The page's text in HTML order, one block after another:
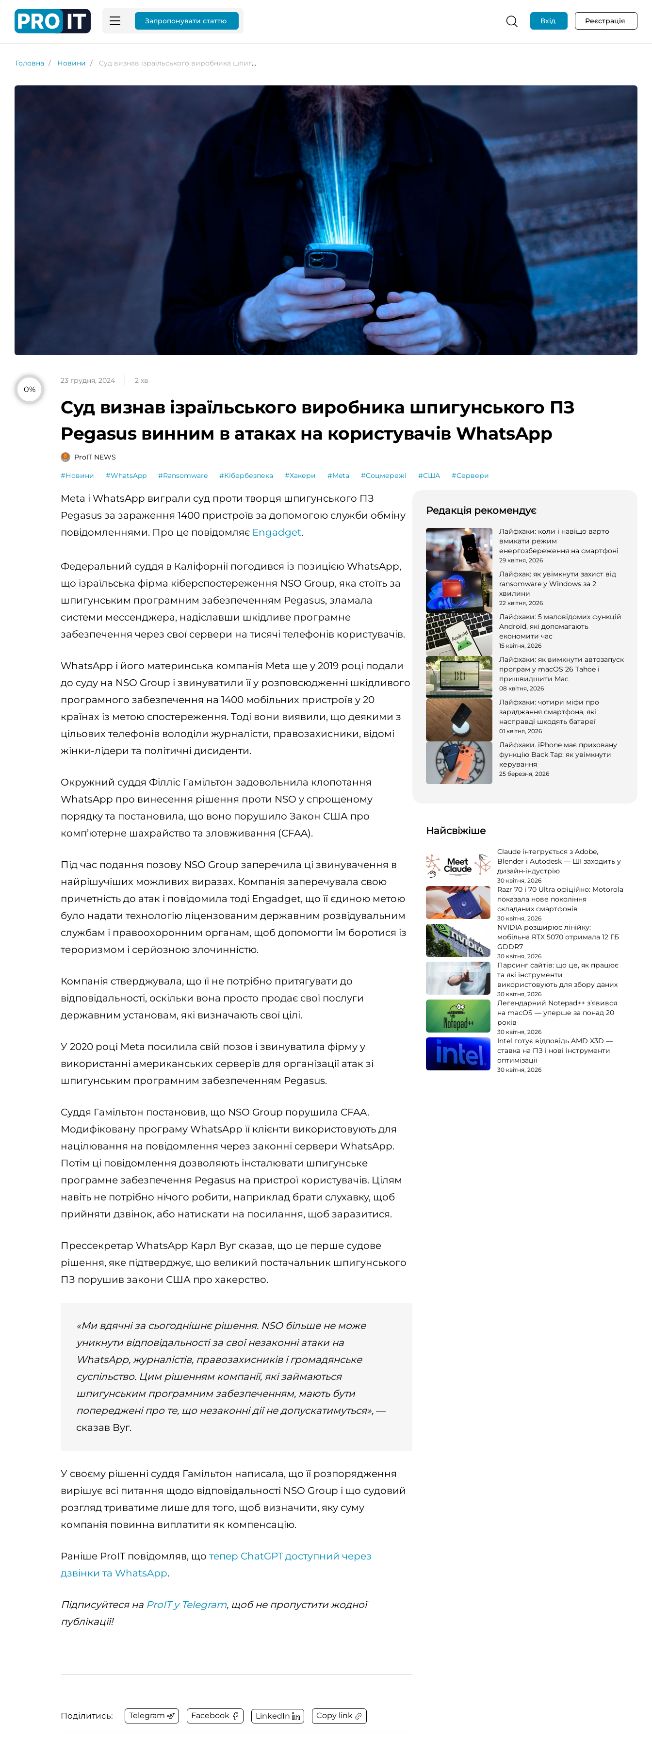
Запропонувати статтю Вхід Реєстрація
Головна Новини Суд визнав ізраїльського виробника шпигунського ПЗ Pegasus винним в атаках на користувачів WhatsApp
0%
23 грудня, 2024 2 хв
Суд визнав ізраїльського виробника шпигунського ПЗ
Pegasus винним в атаках на користувачів WhatsApp
ProIT NEWS
#Новини #WhatsApp #Ransomware #Кібербезпека #Хакери #Meta #Соцмережі #США #Сервери
Meta і WhatsApp виграли суд проти творця шпигунського ПЗ
Pegasus за зараження 1400 пристроїв за допомогою служби обміну
повідомленнями. Про це повідомляє Engadget.
Федеральний суддя в Каліфорнії погодився із позицією WhatsApp,
що ізраїльська фірма кіберспостереження NSO Group, яка стоїть за
шпигунським програмним забезпеченням Pegasus, зламала
системи мессенджера, надіславши шкідливе програмне
забезпечення через свої сервери на тисячі телефонів користувачів.
WhatsApp і його материнська компанія Meta ще у 2019 році подали
до суду на NSO Group і звинуватили її у розповсюдженні шкідливого
програмного забезпечення на 1400 мобільних пристроїв у 20
країнах із метою спостереження. Тоді вони виявили, що деякими з
цільових телефонів володіли журналісти, правозахисники, відомі
жінки-лідери та політичні дисиденти.
Окружний суддя Філліс Гамільтон задовольнила клопотання
WhatsApp про винесення рішення проти NSO у спрощеному
порядку та постановила, що воно порушило Закон США про
комп’ютерне шахрайство та зловживання (CFAA).
Під час подання позову NSO Group заперечила ці звинувачення в
найрішучіших можливих виразах. Компанія заперечувала свою
причетність до атак і повідомила тоді Engadget, що її єдиною метою
було надати технологію ліцензованим державним розвідувальним
службам і правоохоронним органам, щоб допомогти їм боротися із
тероризмом і серйозною злочинністю.
Компанія стверджувала, що її не потрібно притягувати до
відповідальності, оскільки вона просто продає свої послуги
державним установам, які визначають свої цілі.
У 2020 році Meta посилила свій позов і звинуватила фірму у
використанні американських серверів для організації атак зі
шпигунським програмним забезпеченням Pegasus.
Суддя Гамільтон постановив, що NSO Group порушила CFAA.
Модифіковану програму WhatsApp її клієнти використовують для
націлювання на повідомлення через законні сервери WhatsApp.
Потім ці повідомлення дозволяють інсталювати шпигунське
програмне забезпечення Pegasus на пристрої користувачів. Цілям
навіть не потрібно нічого робити, наприклад брати слухавку, щоб
прийняти дзвінок, або натискати на посилання, щоб заразитися.
Прессекретар WhatsApp Карл Вуг сказав, що це перше судове
рішення, яке підтверджує, що великий постачальник шпигунського
ПЗ порушив закони США про хакерство.
«Ми вдячні за сьогоднішнє рішення. NSO більше не може
уникнути відповідальності за свої незаконні атаки на
WhatsApp, журналістів, правозахисників і громадянське
суспільство. Цим рішенням компанії, які займаються
шпигунським програмним забезпеченням, мають бути
попереджені про те, що незаконні дії не допускатимуться», —
сказав Вуг.
У своєму рішенні суддя Гамільтон написала, що її розпорядження
вирішує всі питання щодо відповідальності NSO Group і що судовий
розгляд триватиме лише для того, щоб визначити, яку суму
компанія повинна виплатити як компенсацію.
Раніше ProIT повідомляв, що тепер ChatGPT доступний через
дзвінки та WhatsApp.
Підписуйтеся на ProIT у Telegram, щоб не пропустити жодної
публікації!
Поділитись: Telegram Facebook LinkedIn Copy link
Редакція рекомендує
Лайфхаки: коли і навіщо варто
вмикати режим
енергозбереження на смартфоні
29 квітня, 2026
Лайфхак: як увімкнути захист від
ransomware у Windows за 2
хвилини
22 квітня, 2026
Лайфхаки: 5 маловідомих функцій
Android, які допомагають
економити час
15 квітня, 2026
Лайфхаки: як вимкнути автозапуск
програм у macOS 26 Tahoe і
пришвидшити Mac
08 квітня, 2026
Лайфхаки: чотири міфи про
заряджання смартфона, які
насправді шкодять батареї
01 квітня, 2026
Лайфхаки. iPhone має приховану
функцію Back Tap: як увімкнути
керування
25 березня, 2026
Найсвіжіше
Claude інтегрується з Adobe,
Blender і Autodesk — ШІ заходить у
дизайн-індустрію
30 квітня, 2026
Razr 70 і 70 Ultra офіційно: Motorola
показала нове покоління
складаних смартфонів
30 квітня, 2026
NVIDIA розширює лінійку:
мобільна RTX 5070 отримала 12 ГБ
GDDR7
30 квітня, 2026
Парсинг сайтів: що це, як працює
та які інструменти
використовують для збору даних
30 квітня, 2026
Легендарний Notepad++ з’явився
на macOS — уперше за понад 20
років
30 квітня, 2026
Intel готує відповідь AMD X3D —
ставка на ПЗ і нові інструменти
оптимізації
30 квітня, 2026